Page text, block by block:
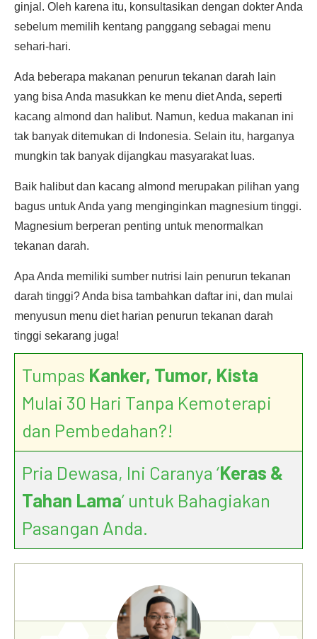
ginjal. Oleh karena itu, konsultasikan dengan dokter Anda
sebelum memilih kentang panggang sebagai menu
sehari-hari.
Ada beberapa makanan penurun tekanan darah lain
yang bisa Anda masukkan ke menu diet Anda, seperti
kacang almond dan halibut. Namun, kedua makanan ini
tak banyak ditemukan di Indonesia. Selain itu, harganya
mungkin tak banyak dijangkau masyarakat luas.
Baik halibut dan kacang almond merupakan pilihan yang
bagus untuk Anda yang menginginkan magnesium tinggi.
Magnesium berperan penting untuk menormalkan
tekanan darah.
Apa Anda memiliki sumber nutrisi lain penurun tekanan
darah tinggi? Anda bisa tambahkan daftar ini, dan mulai
menyusun menu diet harian penurun tekanan darah
tinggi sekarang juga!
Tumpas Kanker, Tumor, Kista
Mulai 30 Hari Tanpa Kemoterapi
dan Pembedahan?!
Pria Dewasa, Ini Caranya ‘Keras &
Tahan Lama’ untuk Bahagiakan
Pasangan Anda.